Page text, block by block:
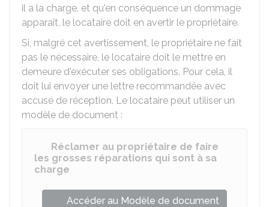
il a la charge, et qu'en conséquence un dommage
apparaît, le locataire doit en avertir le propriétaire.
Si, malgré cet avertissement, le propriétaire ne fait
pas le nécessaire, le locataire doit le mettre en
demeure d'exécuter ses obligations. Pour cela, il
doit lui envoyer une lettre recommandée avec
accusé de réception. Le locataire peut utiliser un
modèle de document :
Réclamer au propriétaire de faire
les grosses réparations qui sont à sa
charge
Accéder au Modèle de document